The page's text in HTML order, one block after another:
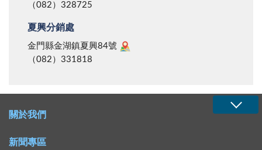
（082）328725
夏興分銷處
金門縣金湖鎮夏興84號
（082）331818
關於我們
新聞專區